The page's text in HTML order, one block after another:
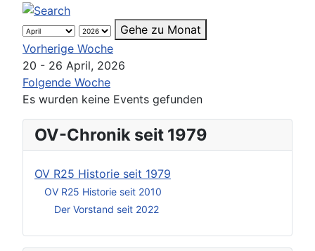
OV-Chronik seit 1979
OV R25 Historie seit 1979
OV R25 Historie seit 2010
Der Vorstand seit 2022
Gehe zu Monat
Vorherige Woche
20 - 26 April, 2026
Folgende Woche
Es wurden keine Events gefunden